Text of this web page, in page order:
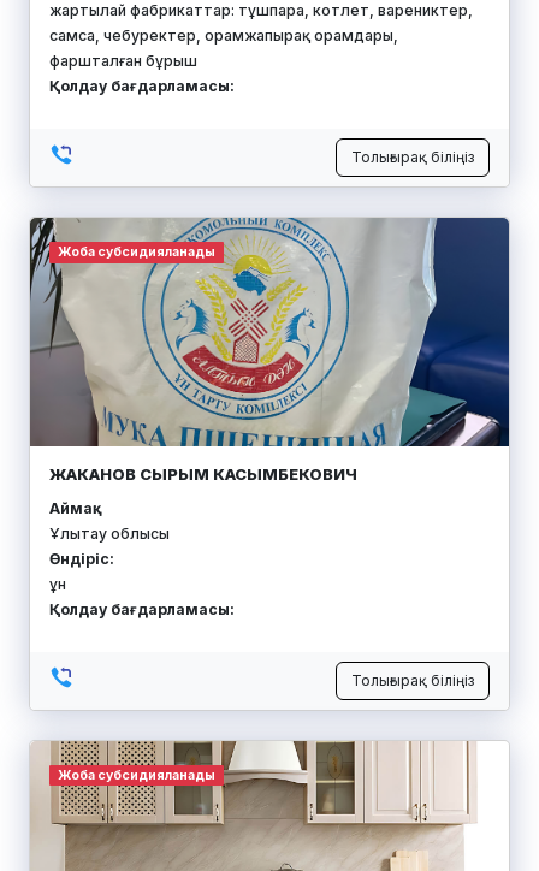
жартылай фабрикаттар: тұшпара, котлет, варениктер,
самса, чебуректер, орамжапырақ орамдары,
фаршталған бұрыш
Қолдау бағдарламасы:
Толығырақ біліңіз
Жоба субсидияланады
ЖАКАНОВ СЫРЫМ КАСЫМБЕКОВИЧ
Аймақ:
Ұлытау облысы
Өндіріс:
ұн
Қолдау бағдарламасы:
Толығырақ біліңіз
Жоба субсидияланады